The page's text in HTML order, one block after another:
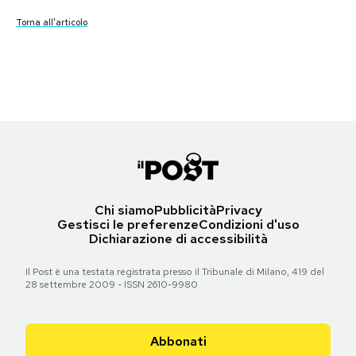
Le prime pagine di lunedì 25 febbraio 2019
Torna all'articolo
Torna all'articolo
Torna all'articolo
Chi siamoPubblicitàPrivacy
Gestisci le preferenzeCondizioni d'uso
Dichiarazione di accessibilità
Il Post è una testata registrata presso il Tribunale di Milano, 419 del
28 settembre 2009 - ISSN 2610-9980
Abbonati